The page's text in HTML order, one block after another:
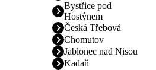
Bystřice pod
Hostýnem
Česká Třebová
Chomutov
Jablonec nad Nisou
Kadaň